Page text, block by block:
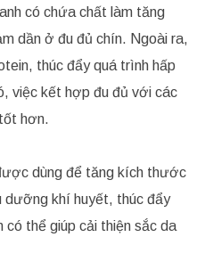
có chứa chất làm tăng
dần ở đu đủ chín. Ngoài ra,
thúc đẩy quá trình hấp
việc kết hợp đu đủ với các
hơn.
dùng để tăng kích thước
dưỡng khí huyết, thúc đẩy
thể giúp cải thiện sắc da